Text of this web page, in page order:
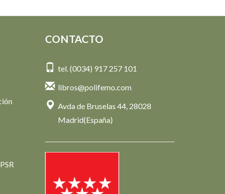
37,00 €
Dinverno, Melissa,
25,00 €
CONTACTO
tel. (0034) 917 257 101
libros@polifemo.com
Avda de Bruselas 44, 28028
Madrid(España)